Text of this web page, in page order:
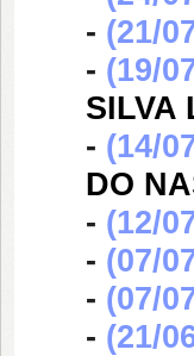
- (21/
- (19/
SILVA
- (14/
DO
- (12/
- (07/
- (07/
- (21/